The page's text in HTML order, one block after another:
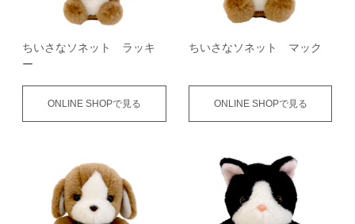
ちいさなソネット ラッキ
ー
ONLINE SHOPで見る
ちいさなソネット マック
ONLINE SHOPで見る